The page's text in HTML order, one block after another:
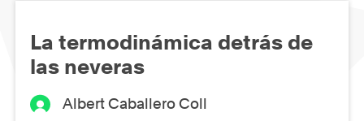
La termodinámica detrás de
las neveras
Albert Caballero Coll